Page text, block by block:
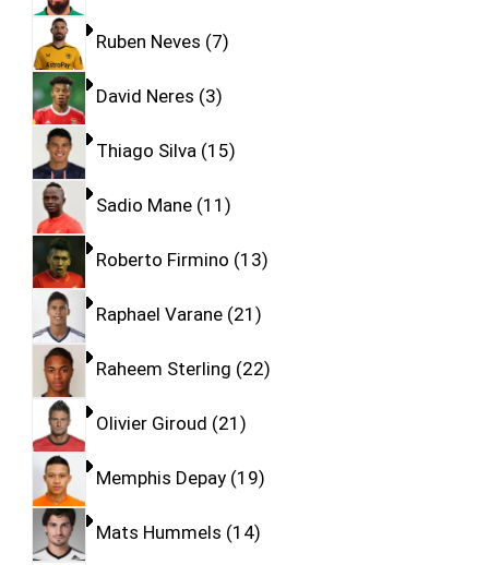
Ruben Neves 7
David Neres 3
Thiago Silva 15
Sadio Mane 11
Roberto Firmino 13
Raphael Varane 21
Raheem Sterling 22
Olivier Giroud 21
Memphis Depay 19
Mats Hummels 14